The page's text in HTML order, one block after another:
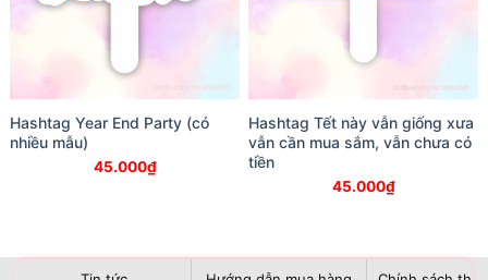
Hashtag Year End Party (có
nhiều mẫu)
45.000₫
Hashtag Tết này vẫn giống xưa
vẫn cần mua sắm, vẫn chưa có
tiền
45.000₫